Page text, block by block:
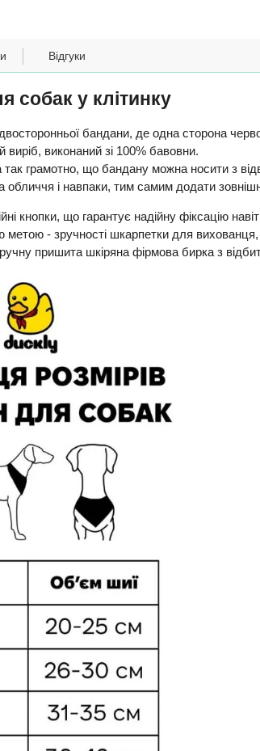
Відгуки
собак у клітинку
бандани, де одна сторона
виріб, виконаний зі 100% бавовни.
так грамотно, що бандану можна носити з
обличчя і навпаки, тим самим додати
кнопки, що гарантує надійну фіксацію
- зручності шкарпетки для
пришита шкіряна фірмова бирка з